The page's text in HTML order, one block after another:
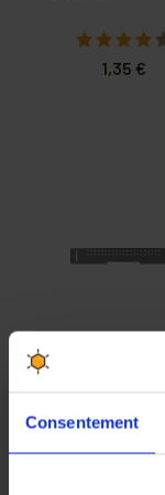
Consentement
1,35 €
6 cadres